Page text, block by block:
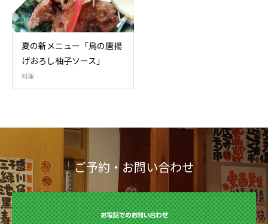
夏の新メニュー「鳥の唐揚
げおろし柚子ソース」
料理
ご予約・お問い合わせ